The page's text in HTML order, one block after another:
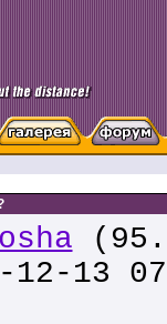
13